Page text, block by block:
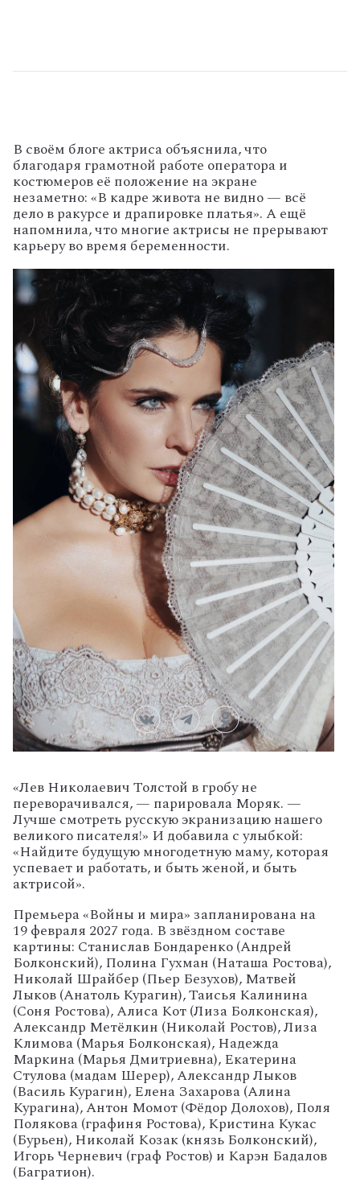
В своём блоге актрисаобъяснила,что
благодаря грамотной работе оператораи
костюмеровеё положение наэкране
незаметно:«В кадреживотане видно— всё
деловракурсе и драпировке платья».Аещё
напомнила,чтомногие актрисы не прерывают
карьерувовремя беременности.
«ЛевНиколаевичТолстой вгробуне
переворачивался,— парировалаМоряк. —
Лучше смотретьрусскуюэкранизациюнашего
великогописателя!» И добавиласулыбкой:
«Найдите будущуюмногодетнуюмаму,которая
успеваети работать,и бытьженой,и быть
актрисой».
Премьера«Войны и мира» запланированана
19февраля 2027 года. В звёздном составе
картины: Станислав Бондаренко (Андрей
Болконский), Полина Гухман (Наташа Ростова),
Николай Шрайбер (Пьер Безухов), Матвей
Лыков (Анатоль Курагин), Таисья Калинина
(Соня Ростова), Алиса Кот (Лиза Болконская),
Александр Метёлкин (Николай Ростов), Лиза
Климова (Марья Болконская), Надежда
Маркина (Марья Дмитриевна), Екатерина
Стулова (мадам Шерер), Александр Лыков
(Василь Курагин), Елена Захарова (Алина
Курагина), Антон Момот (Фёдор Долохов), Поля
Полякова (графиня Ростова), Кристина Кукас
(Бурьен), Николай Козак (князь Болконский),
Игорь Черневич (граф Ростов) и Карэн Бадалов
(Багратион).